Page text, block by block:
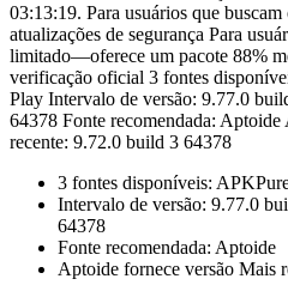
03:13:19. Para usuários que buscam
atualizações de segurança Para
limitado—oferece um pacote 88%
verificação oficial 3 fontes
Play Intervalo de versão: 9.77.0
64378 Fonte recomendada:
recente: 9.72.0 build 3 64378
3 fontes disponíveis:
Intervalo de versão: 9.77.0
64378
Fonte recomendada: Aptoide
Aptoide fornece versão Mais